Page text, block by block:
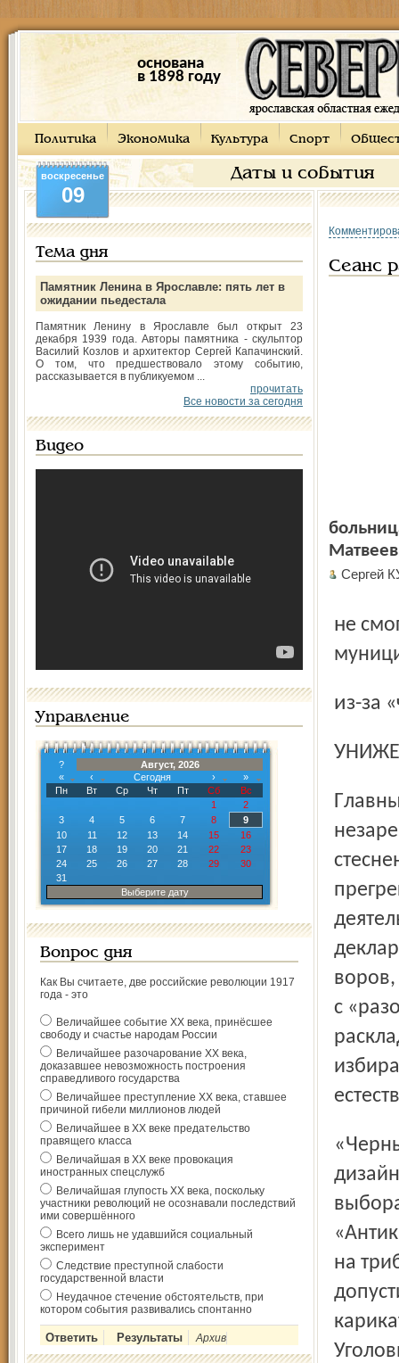
основана
в 1898 году
Политика Экономика Культура Спорт
Даты и события
воскресенье
09
Тема дня
Памятник Ленина в Ярославле: пять лет в
ожидании пьедестала
Памятник Ленину в Ярославле был открыт 23
декабря 1939 года. Авторы памятника - скульптор
Василий Козлов и архитектор Сергей Капачинский.
О том, что предшествовало этому событию,
рассказывается в публикуемом ...
прочитать
Все новости за сегодня
Видео
Управление
?
Август, 2026
«
‹ Сегодня ›
»
Пн
Вт Ср Чт Пт Сб
Вс
1
2
3
4 5 6 7 8
9
10
11 12 13 14 15
16
17
18 19 20 21 22
23
24
25 26 27 28 29
30
31
Выберите дату
Вопрос дня
Как Вы считаете, две российские революции 1917
года - это
Величайшее событие ХХ века, принёсшее
свободу и счастье народам России
Величайшее разочарование ХХ века,
доказавшее невозможность построения
справедливого государства
Величайшее преступление ХХ века, ставшее
причиной гибели миллионов людей
Величайшее в ХХ веке предательство
правящего класса
Величайшая в ХХ веке провокация
иностранных спецслужб
Величайшая глупость ХХ века, поскольку
участники революций не осознавали последствий
ими совершённого
Всего лишь не удавшийся социальный
эксперимент
Следствие преступной слабости
государственной власти
Неудачное стечение обстоятельств, при
котором события развивались спонтанно
Архив
Сеанс
Матвеев
Сергей
не смог подтвердить своих полномочий депутата
из-за
Главным оружием в грязных руках стал выпуск
с
«Черный пиар» оказался настолько эффективным, что
на